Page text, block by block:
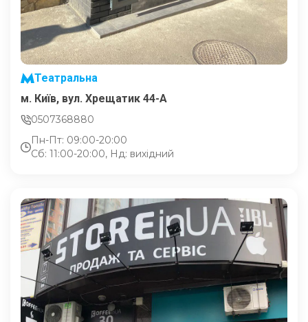
Театральна
м. Київ, вул. Хрещатик 44-A
0507368880
Пн-Пт: 09:00-20:00
Сб: 11:00-20:00, Нд: вихідний